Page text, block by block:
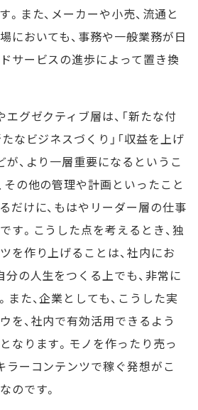
。また、メーカーや小売、流通と
においても、事務や一般業務が日
サービスの進歩によって置き換
グゼクティブ層は、「新たな付
なビジネスづくり」「収益を上げ
が、より一層重要になるというこ
その他の管理や計画といったこと
だけに、もはやリーダー層の仕事
す。こうした点を考えるとき、独
を作り上げることは、社内にお
分の人生をつくる上でも、非常に
また、企業としても、こうした実
を、社内で有効活用できるよう
なります。モノを作ったり売っ
ラーコンテンツで稼ぐ発想がこ
のです。